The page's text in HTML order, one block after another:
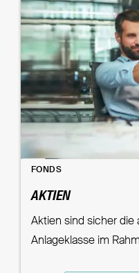
FONDS
AKTIEN
Aktien sind sicher die
Anlageklasse im